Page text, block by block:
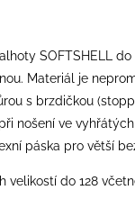
SOFTSHELL
Materiál je
s brzdičkou
nošení ve
páska pro větší
velikostí do 128